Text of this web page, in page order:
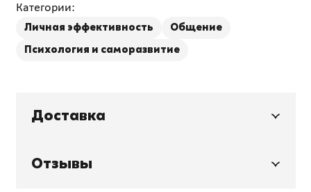
Категории:
Личная эффективность
Общение
Психология и саморазвитие
Доставка
Отзывы